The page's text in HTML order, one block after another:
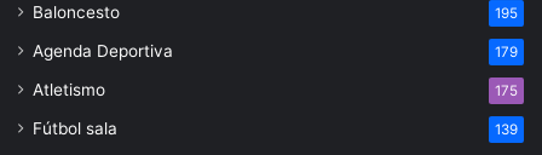
Baloncesto 195
Agenda Deportiva 179
Atletismo 175
Fútbol sala 139